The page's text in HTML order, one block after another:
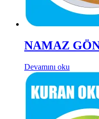
NAMAZ
Devamını oku